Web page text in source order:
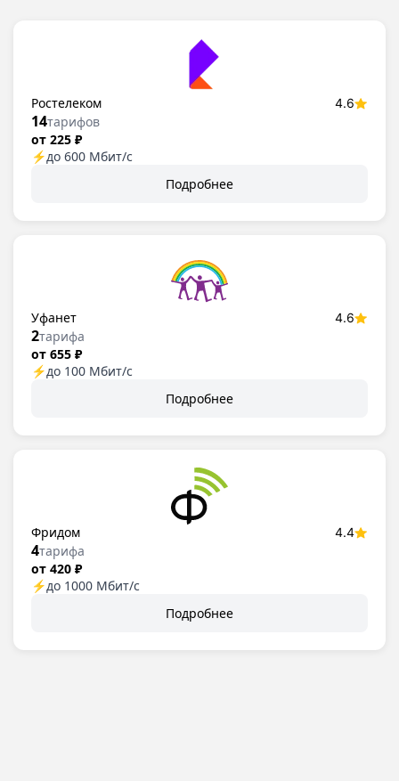
Ростелеком 4.6
14тарифов
от 225 ₽
⚡до 600 Мбит/с
Подробнее
Уфанет 4.6
2тарифа
от 655 ₽
⚡до 100 Мбит/с
Подробнее
Фридом 4.4
4тарифа
от 420 ₽
⚡до 1000 Мбит/с
Подробнее